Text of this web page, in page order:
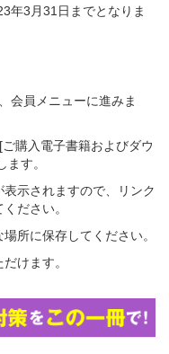
年3月31日までとなりま
会員メニューに進みま
購入電子書籍およびダウ
す。
示されますので、リンク
ださい。
所に保存してください。
けます。